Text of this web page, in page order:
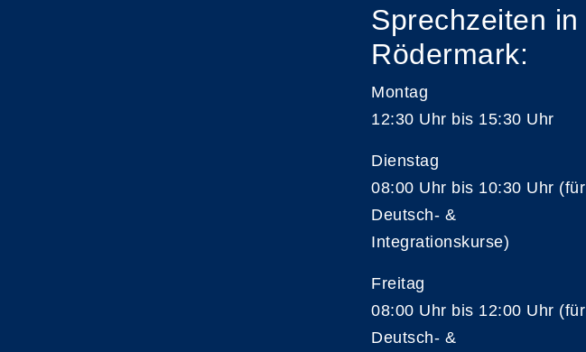
Sprechzeiten in
Rödermark:
Montag
12:30 Uhr bis 15:30 Uhr
Dienstag
08:00 Uhr bis 10:30 Uhr (für
Deutsch- &
Integrationskurse)
Freitag
08:00 Uhr bis 12:00 Uhr (für
Deutsch- &